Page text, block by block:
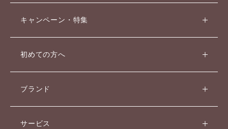
キャンペーン・特集
初めての方へ
ブランド
サービス